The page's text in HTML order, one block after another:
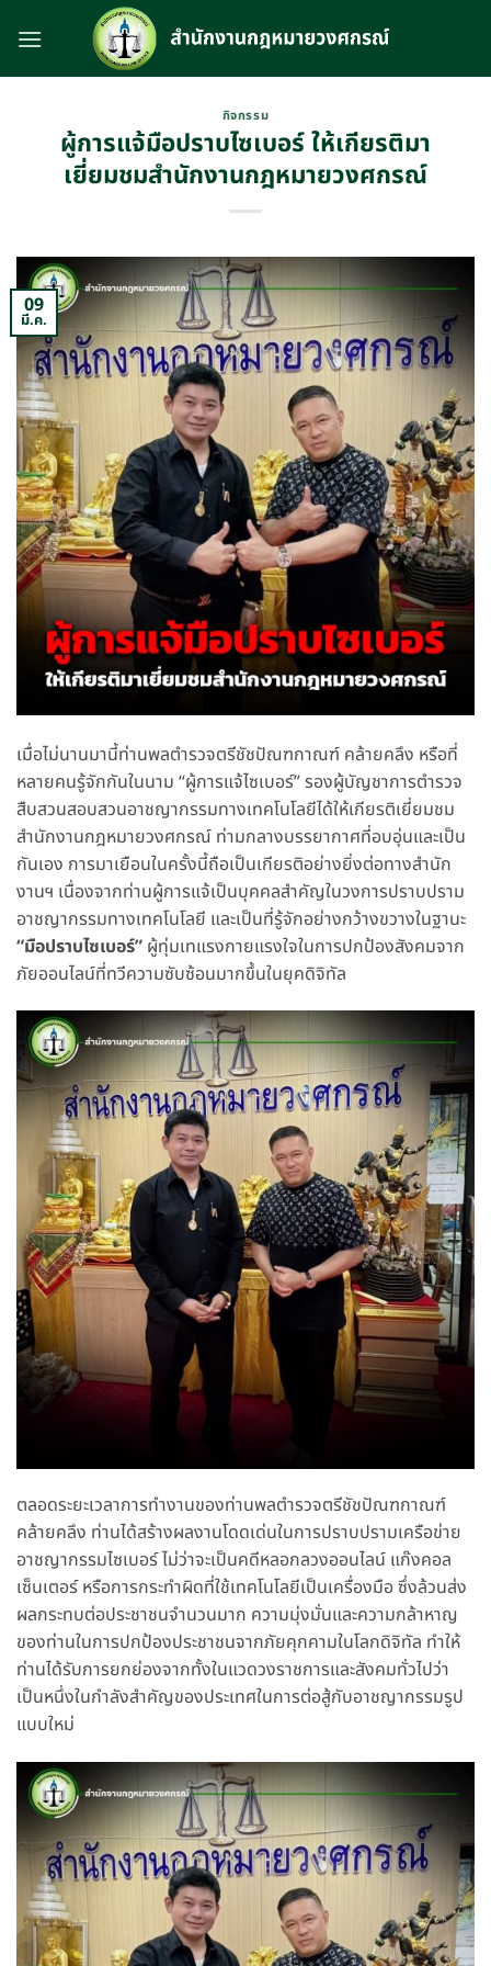
กิจกรรม
ผู้การแจ้มือปราบไซเบอร์ ให้เกียรติมา
เยี่ยมชมสำนักงานกฎหมายวงศกรณ์
09
มี.ค.
เมื่อไม่นานมานี้ท่านพลตำรวจตรีชัชปัณฑกาณฑ์ คล้ายคลึง หรือที่
หลายคนรู้จักกันในนาม “ผู้การแจ้ไซเบอร์” รองผู้บัญชาการตำรวจ
สืบสวนสอบสวนอาชญากรรมทางเทคโนโลยีได้ให้เกียรติเยี่ยมชม
สำนักงานกฎหมายวงศกรณ์ ท่ามกลางบรรยากาศที่อบอุ่นและเป็น
กันเอง การมาเยือนในครั้งนี้ถือเป็นเกียรติอย่างยิ่งต่อทางสำนัก
งานฯ เนื่องจากท่านผู้การแจ้เป็นบุคคลสำคัญในวงการปราบปราม
อาชญากรรมทางเทคโนโลยี และเป็นที่รู้จักอย่างกว้างขวางในฐานะ
“มือปราบไซเบอร์” ผู้ทุ่มเทแรงกายแรงใจในการปกป้องสังคมจาก
ภัยออนไลน์ที่ทวีความซับซ้อนมากขึ้นในยุคดิจิทัล
ตลอดระยะเวลาการทำงานของท่านพลตำรวจตรีชัชปัณฑกาณฑ์
คล้ายคลึง ท่านได้สร้างผลงานโดดเด่นในการปราบปรามเครือข่าย
อาชญากรรมไซเบอร์ ไม่ว่าจะเป็นคดีหลอกลวงออนไลน์ แก๊งคอล
เซ็นเตอร์ หรือการกระทำผิดที่ใช้เทคโนโลยีเป็นเครื่องมือ ซึ่งล้วนส่ง
ผลกระทบต่อประชาชนจำนวนมาก ความมุ่งมั่นและความกล้าหาญ
ของท่านในการปกป้องประชาชนจากภัยคุกคามในโลกดิจิทัล ทำให้
ท่านได้รับการยกย่องจากทั้งในแวดวงราชการและสังคมทั่วไปว่า
เป็นหนึ่งในกำลังสำคัญของประเทศในการต่อสู้กับอาชญากรรมรูป
แบบใหม่